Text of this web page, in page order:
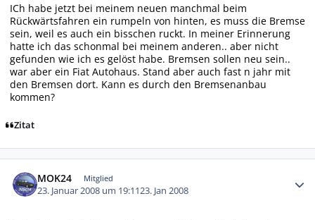
ICh habe jetzt bei meinem neuen manchmal beim
Rückwärtsfahren ein rumpeln von hinten, es muss die Bremse
sein, weil es auch ein bisschen ruckt. In meiner Erinnerung
hatte ich das schonmal bei meinem anderen.. aber nicht
gefunden wie ich es gelöst habe. Bremsen sollen neu sein..
war aber ein Fiat Autohaus. Stand aber auch fast n jahr mit
den Bremsen dort. Kann es durch den Bremsenanbau
kommen?
Zitat
MOK24 Mitglied
23. Januar 2008 um 19:1123. Jan 2008